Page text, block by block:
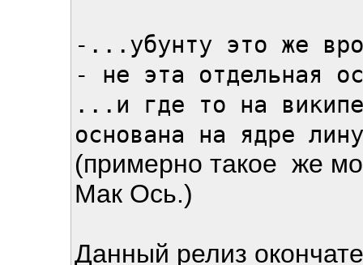
-...убунту это же
- не эта отдельная
...и где то на
основана на ядре
(примерно такое же
Мак Ось.)
Данный релиз